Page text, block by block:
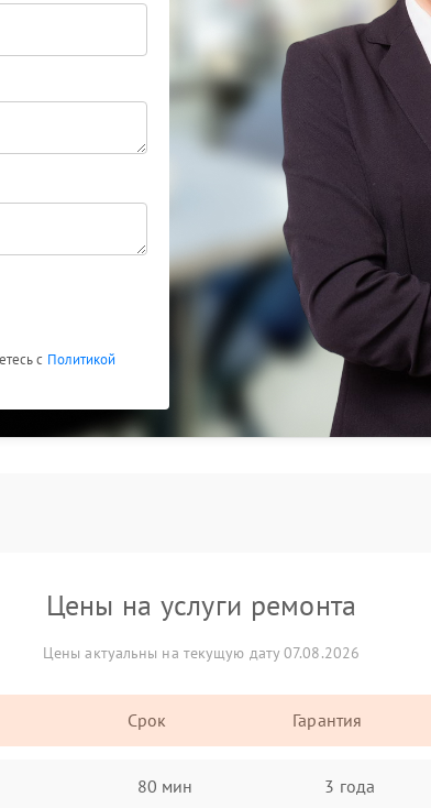
с Политикой
Цены на услуги ремонта
Цены актуальны на текущую дату 07.08.2026
Срок Гарантия
80 мин 3 года